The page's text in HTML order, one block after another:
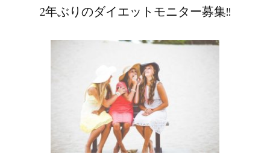
2年ぶりのダイエットモニター募集!!